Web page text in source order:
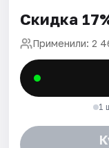
Скидка
Применили: 2
1